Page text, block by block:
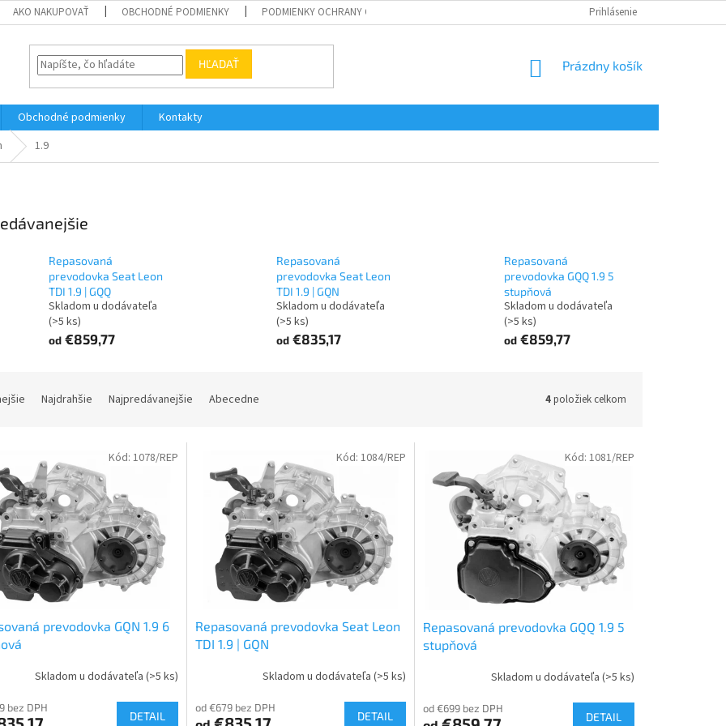
AKO NAKUPOVAŤ OBCHODNÉ PODMIENKY PODMIENKY OCHRANY OSOBNÝCH ÚDAJOV Prihlásenie
HĽADAŤ
NÁKUPNÝ
Prázdny košík
Obchodné podmienky
Kontakty
1.9
Repasovaná
prevodovka Seat Leon
TDI 1.9 | GQQ
Skladom u dodávateľa
(>5 ks)
od €859,77
Repasovaná
prevodovka Seat Leon
TDI 1.9 | GQN
Skladom u dodávateľa
(>5 ks)
od€835,17
Repasovaná
prevodovka GQQ 1.9 5
stupňová
Skladom u dodávateľa
(>5 ks)
od€859,77
Najdrahšie Najpredávanejšie Abecedne 4položiek celkom
prevodovka GQN 1.9 6
Skladom u dodávateľa (>5 ks)
bez DPH
DETAIL
Kód: 1078/REP
Repasovaná prevodovka Seat Leon
TDI 1.9 | GQN
Skladom u dodávateľa (>5 ks)
od €679 bez DPH
DETAIL
Kód: 1084/REP
Repasovaná prevodovka GQQ 1.9 5
stupňová
Skladom u dodávateľa (>5 ks)
od €699 bez DPH
DETAIL
Kód: 1081/REP